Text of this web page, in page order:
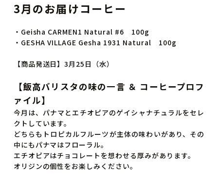
3月のお届けコーヒー
・Geisha CARMEN1 Natural #6 100g
・GESHA VILLAGE Gesha 1931 Natural 100g
【商品発送日】3月25日（水）
【飯高バリスタの味の一言 ＆ コーヒープロフ
ァイル】
今月は、パナマとエチオピアのゲイシャナチュラルをセレ
クトしています。
どちらもトロピカルフルーツが主体の味わいがあり、その
中にもパナマはフローラル。
エチオピアはチョコレートを想わせる厚みがあります。
オリジンの個性をお楽しみください。